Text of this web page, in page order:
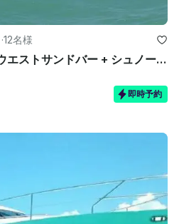
·12名様
リールパラダイスキーウエストサンドバー + シュノーケル + プライベートチャーター + ライトタックルフィッシング
即時予約